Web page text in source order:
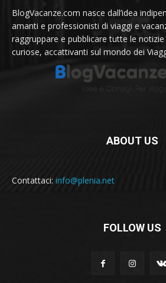
BlogVacanze.com nasce dall’idea
amanti e professionisti di viaggi e
raggruppare e pubblicare tutte le
curiose, accattivanti sul mondo dei
ABOUT US
Contattaci: info@plenia.net
FOLLOW US